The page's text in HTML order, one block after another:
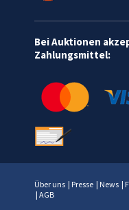
Bei Auktionen
Zahlungsmittel:
Über uns | Presse | News |
| AGB